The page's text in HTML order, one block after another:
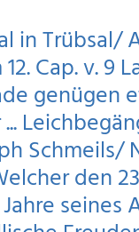
in Trübsal/
Cap. v. 9
genügen
Schmeils/
den
seines